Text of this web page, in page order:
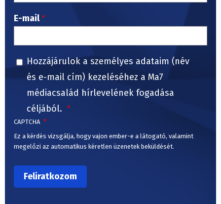
E-mail
Hozzájárulok a személyes adataim (név
és e-mail cím) kezeléséhez a Ma7
médiacsalád hírlevelének fogadása
céljából.
CAPTCHA
Ez a kérdés vizsgálja, hogy vajon ember-e a látogató, valamint
megelőzi az automatikus kéretlen üzenetek beküldését.